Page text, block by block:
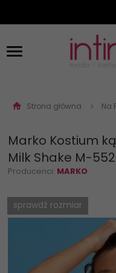
Strona główna Na
Marko Kostium
Milk Shake M-
Producenci: MARKO
sprawdź rozmiar